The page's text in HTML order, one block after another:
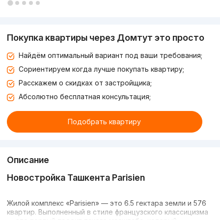
Покупка квартиры через Домтут это просто
Найдём оптимальный вариант под ваши требования;
Сориентируем когда лучше покупать квартиру;
Расскажем о скидках от застройщика;
Абсолютно бесплатная консультация;
Подобрать квартиру
Описание
Новостройка Ташкента Parisien
Жилой комплекс «Parisien» — это 6.5 гектара земли и 576
квартир. Выполненный в стиле французского классицизма